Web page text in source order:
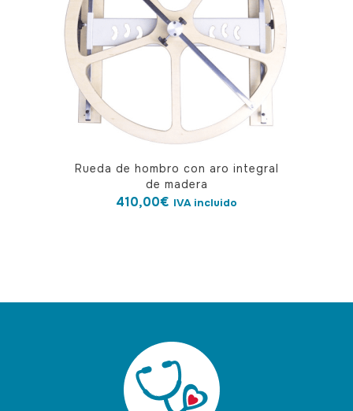
Rueda de hombro con aro integral
de madera
410,00€ IVA incluido